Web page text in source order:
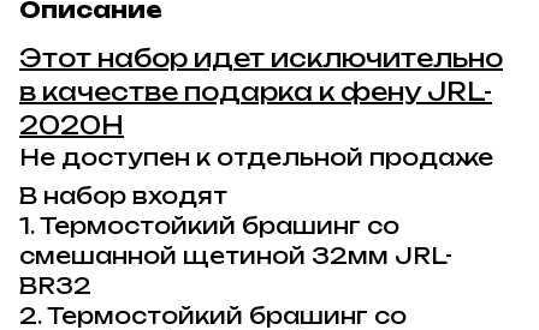
Описание
Этот набор идет исключительно
в качестве подарка к фену JRL-
2020H
Не доступен к отдельной продаже
В набор входят
1. Термостойкий брашинг со
смешанной щетиной 32мм JRL-
BR32
2. Термостойкий брашинг со